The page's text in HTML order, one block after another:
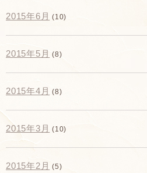
2015年6月 (10)
2015年5月 (8)
2015年4月 (8)
2015年3月 (10)
2015年2月 (5)